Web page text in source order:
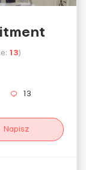
13)
13
Napisz